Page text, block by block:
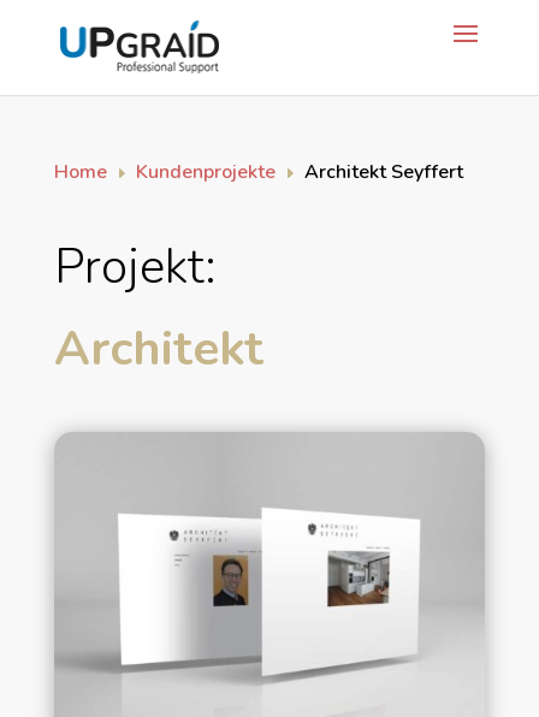
Home E Kundenprojekte E Architekt Seyffert
Projekt:
Architekt